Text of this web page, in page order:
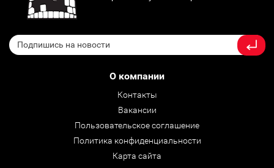
О компании
Контакты
Вакансии
Пользовательское соглашение
Политика конфиденциальности
Карта сайта